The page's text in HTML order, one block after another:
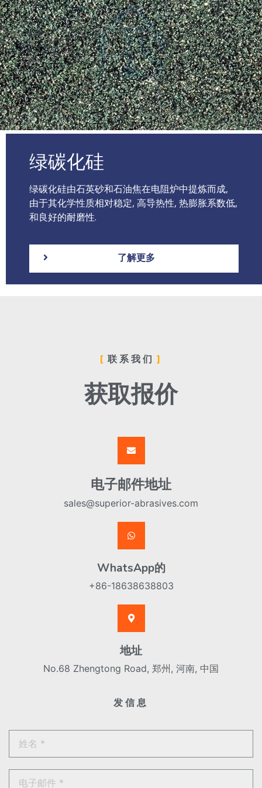
绿碳化硅
绿碳化硅由石英砂和石油焦在电阻炉中提炼而成,
由于其化学性质相对稳定, 高导热性, 热膨胀系数低,
和良好的耐磨性.
了解更多
联系我们
获取报价
电子邮件地址
sales@superior-abrasives.com
WhatsApp的
+86-18638638803
地址
No.68 Zhengtong Road, 郑州, 河南, 中国
发信息